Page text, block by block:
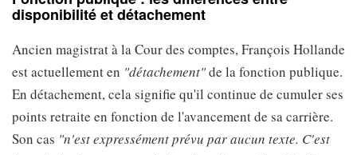
disponibilité et détachement
Ancien magistrat à la Cour des comptes, François Hollande
est actuellement en "détachement"de la fonction publique.
En détachement, cela signifie qu'il continue de cumuler ses
points retraite en fonction de l'avancement de sa carrière.
Son cas "n'est expressément prévu par aucun texte. C'est